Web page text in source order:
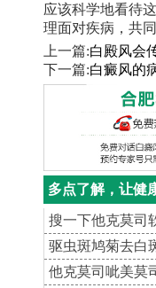
应该科学地看待
理面对疾病，共
上一篇:白殿风会
下一篇:白癜风的
多点了解，让健
搜一下他克莫司
驱虫斑鸠菊去白
他克莫司呲美莫